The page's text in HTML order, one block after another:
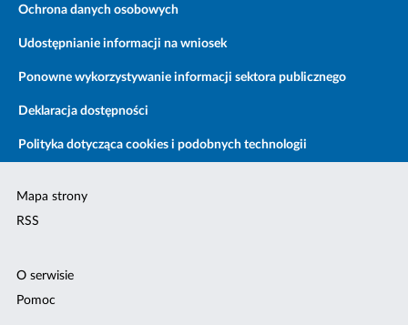
Ochrona danych osobowych
Udostępnianie informacji na wniosek
Ponowne wykorzystywanie informacji sektora publicznego
Deklaracja dostępności
Polityka dotycząca cookies i podobnych technologii
Mapa strony
RSS
O serwisie
Pomoc